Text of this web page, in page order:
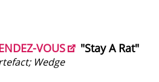
VOUS "Stay A Rat"
Wedge